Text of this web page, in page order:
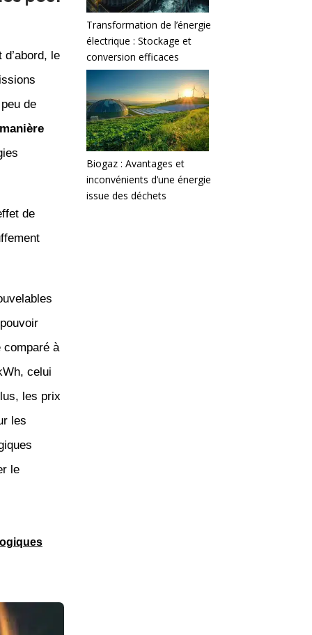
le
de
de
à
celui
les prix
les
le
Transformation de l’énergie
électrique : Stockage et
conversion efficaces
Biogaz : Avantages et
inconvénients d’une énergie
issue des déchets